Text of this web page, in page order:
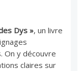
Dys », un livre
On y découvre
claires sur